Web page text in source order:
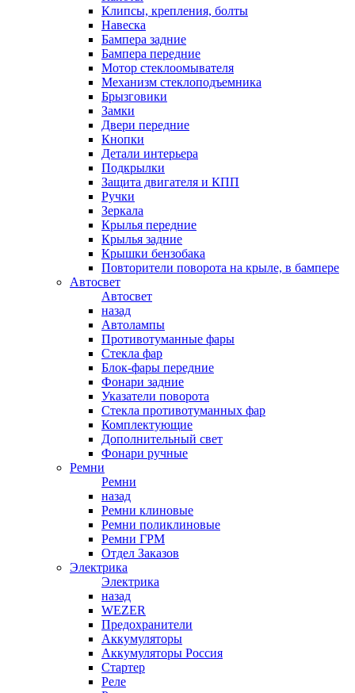
Клипсы, крепления, болты
Навеска
Бампера задние
Бампера передние
Мотор стеклоомывателя
Механизм стеклоподъемника
Брызговики
Замки
Двери передние
Кнопки
Детали интерьера
Подкрылки
Защита двигателя и КПП
Ручки
Зеркала
Крылья передние
Крылья задние
Крышки бензобака
Повторители поворота на крыле, в бампере
Автосвет
Автосвет
назад
Автолампы
Противотуманные фары
Стекла фар
Блок-фары передние
Фонари задние
Указатели поворота
Стекла противотуманных фар
Комплектующие
Дополнительный свет
Фонари ручные
Ремни
Ремни
назад
Ремни клиновые
Ремни поликлиновые
Ремни ГРМ
Отдел Заказов
Электрика
Электрика
назад
WEZER
Предохранители
Аккумуляторы
Аккумуляторы Россия
Стартер
Реле